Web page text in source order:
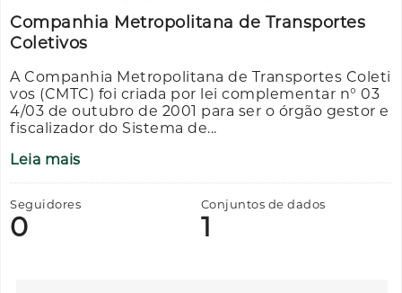
Companhia Metropolitana de Transportes
Coletivos
A Companhia Metropolitana de Transportes Coleti
vos (CMTC) foi criada por lei complementar n° 03
4/03 de outubro de 2001 para ser o órgão gestor e
fiscalizador do Sistema de...
Leia mais
Seguidores
0
Conjuntos de dados
1